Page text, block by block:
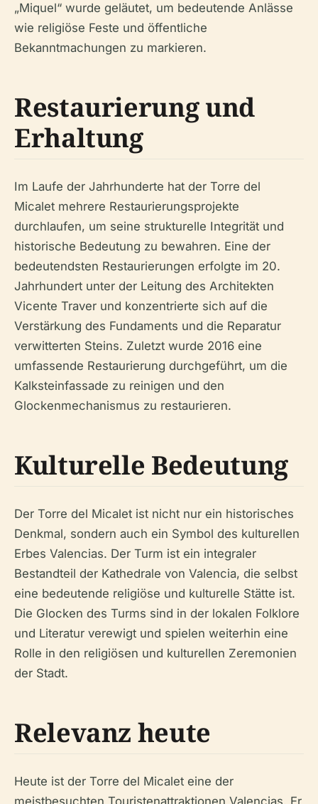
„Miquel“ wurde geläutet, um bedeutende Anlässe
wie religiöse Feste und öffentliche
Bekanntmachungen zu markieren.
Restaurierung und
Erhaltung
Im Laufe der Jahrhunderte hat der Torre del
Micalet mehrere Restaurierungsprojekte
durchlaufen, um seine strukturelle Integrität und
historische Bedeutung zu bewahren. Eine der
bedeutendsten Restaurierungen erfolgte im 20.
Jahrhundert unter der Leitung des Architekten
Vicente Traver und konzentrierte sich auf die
Verstärkung des Fundaments und die Reparatur
verwitterten Steins. Zuletzt wurde 2016 eine
umfassende Restaurierung durchgeführt, um die
Kalksteinfassade zu reinigen und den
Glockenmechanismus zu restaurieren.
Kulturelle Bedeutung
Der Torre del Micalet ist nicht nur ein historisches
Denkmal, sondern auch ein Symbol des kulturellen
Erbes Valencias. Der Turm ist ein integraler
Bestandteil der Kathedrale von Valencia, die selbst
eine bedeutende religiöse und kulturelle Stätte ist.
Die Glocken des Turms sind in der lokalen Folklore
und Literatur verewigt und spielen weiterhin eine
Rolle in den religiösen und kulturellen Zeremonien
der Stadt.
Relevanz heute
Heute ist der Torre del Micalet eine der